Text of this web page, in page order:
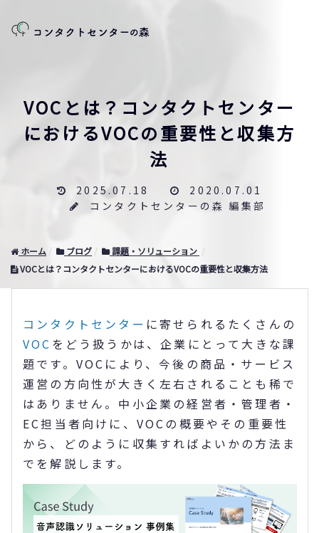
VOCとは？コンタクトセンター
におけるVOCの重要性と収集方
法
2025.07.18
2020.07.01
コンタクトセンターの森 編集部
ホーム ブログ
課題・ソリューション
VOCとは？コンタクトセンターにおけるVOCの重要性と収集方法
コンタクトセンター に寄せられるたくさんの
VOC をどう扱うかは、企業にとって大きな課
題です。VOCにより、今後の商品・サービス
運営の方向性が大きく左右されることも稀で
はありません。中小企業の経営者・管理者・
EC担当者向けに、VOCの概要やその重要性
から、どのように収集すればよいかの方法ま
でを解説します。